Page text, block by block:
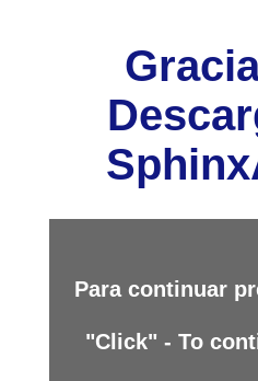
Para continuar
"Click" - To